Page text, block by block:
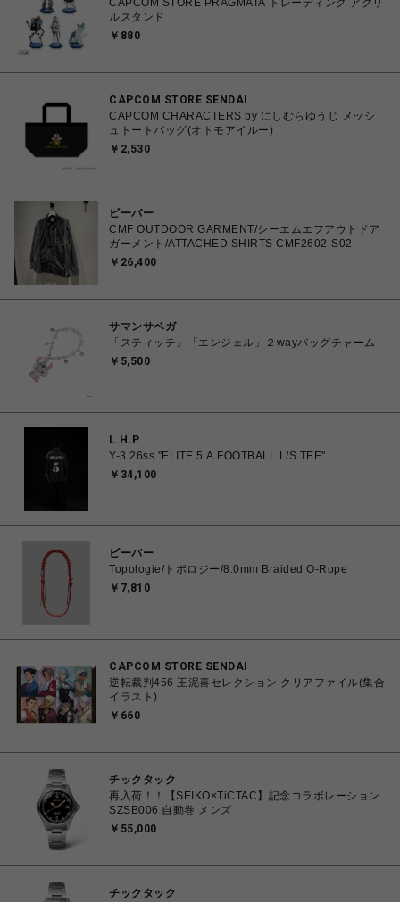
CAPCOM STORE PRAGMATA トレーディング アクリ
ルスタンド
￥880
CAPCOM STORE SENDAI
CAPCOM CHARACTERS by にしむらゆうじ メッシ
ュトートバッグ(オトモアイルー)
￥2,530
ビーバー
CMF OUTDOOR GARMENT/シーエムエフアウトドア
ガーメント/ATTACHED SHIRTS CMF2602-S02
￥26,400
サマンサベガ
「スティッチ」「エンジェル」２wayバッグチャーム
￥5,500
L.H.P
Y-3 26ss "ELITE 5 A FOOTBALL L/S TEE"
￥34,100
ビーバー
Topologie/トポロジー/8.0mm Braided O-Rope
￥7,810
CAPCOM STORE SENDAI
逆転裁判456 王泥喜セレクション クリアファイル(集合
イラスト)
￥660
チックタック
再入荷！！【SEIKO×TiCTAC】記念コラボレーション
SZSB006 自動巻 メンズ
￥55,000
チックタック